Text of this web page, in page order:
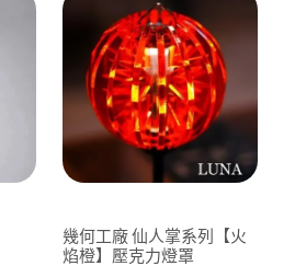
幾何工廠 仙人掌系列【火
焰橙】壓克力燈罩